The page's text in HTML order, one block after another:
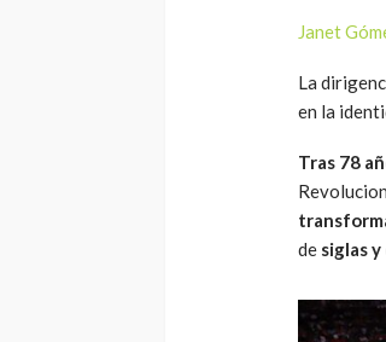
Janet
La
en la
Tras 78
de siglas